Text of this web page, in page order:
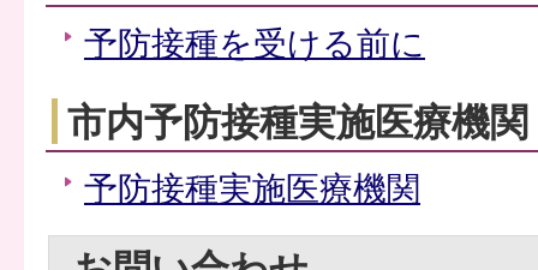
予防接種を受ける前に
市内予防接種実施医療機関
予防接種実施医療機関